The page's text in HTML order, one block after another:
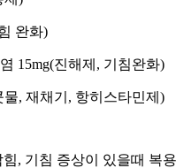
완화)
15mg(진해제, 기침완화)
, 재채기, 항히스타민제)
, 기침 증상이 있을때 복용